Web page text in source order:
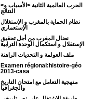
<الحرب العالمية الثانية <الأسباب و
النتائج
نظام الحماية بالمغرب و الإستغلال
الإستعماري
نضال المغرب من أجل تحقيق
الإستقلال و استكمال الوحدة الترابية
ملف العولمة و التحديات الراهنة
Examen régional:histoire-géo
2013-casa
منهجية التعامل مع امتحان التاريخ
والجغرافيا